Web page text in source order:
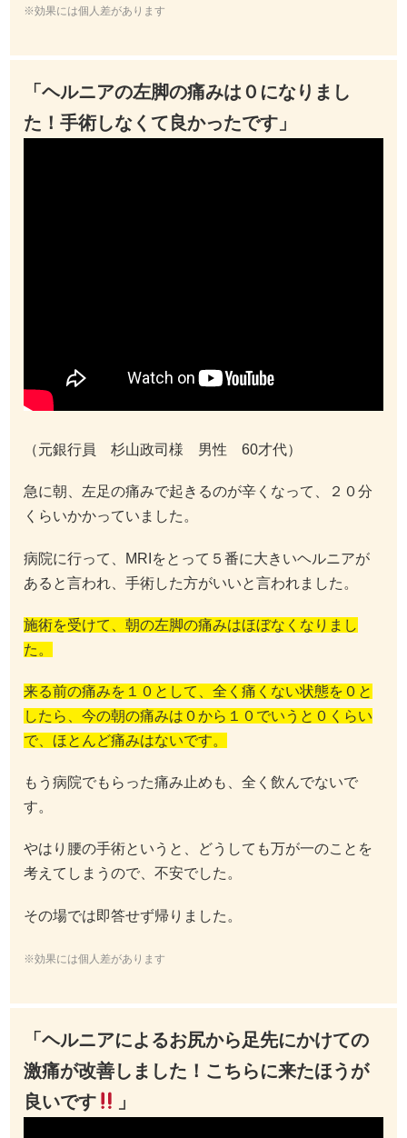
※効果には個人差があります
「ヘルニアの左脚の痛みは０になりまし
た！手術しなくて良かったです」
（元銀行員 杉山政司様 男性 60才代）
急に朝、左足の痛みで起きるのが辛くなって、２０分
くらいかかっていました。
病院に行って、MRIをとって５番に大きいヘルニアが
あると言われ、手術した方がいいと言われました。
施術を受けて、朝の左脚の痛みはほぼなくなりまし
た。
来る前の痛みを１０として、全く痛くない状態を０と
したら、今の朝の痛みは０から１０でいうと０くらい
で、ほとんど痛みはないです。
もう病院でもらった痛み止めも、全く飲んでないで
す。
やはり腰の手術というと、どうしても万が一のことを
考えてしまうので、不安でした。
その場では即答せず帰りました。
※効果には個人差があります
「ヘルニアによるお尻から足先にかけての
激痛が改善しました！こちらに来たほうが
良いです
」